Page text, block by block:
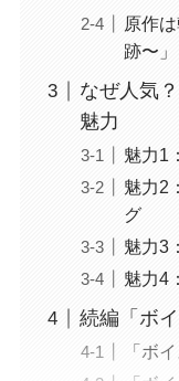
原作
跡〜」
なぜ人気
魅力
魅力1
魅力2
グ
魅力3
魅力4
続編「ボ
「ボ